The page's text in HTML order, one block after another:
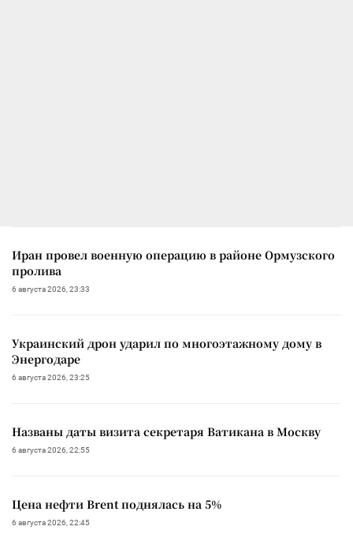
Иран провел военную операцию в районе Ормузского
пролива
6 августа 2026, 23:33
Украинский дрон ударил по многоэтажному дому в
Энергодаре
6 августа 2026, 23:25
Названы даты визита секретаря Ватикана в Москву
6 августа 2026, 22:55
Цена нефти Brent поднялась на 5%
6 августа 2026, 22:45